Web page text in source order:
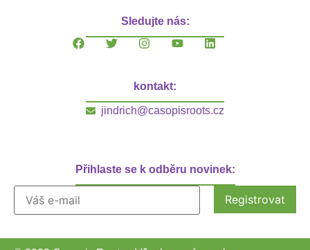
Sledujte nás:
kontakt:
jindrich@casopisroots.cz
Přihlaste se k odběru novinek: